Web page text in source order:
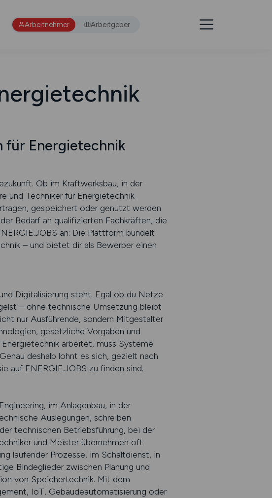
Arbeitnehmer Arbeitgeber
für Energietechnik
Ob im Kraftwerksbau, in der
und Techniker für Energietechnik
gespeichert oder genutzt werden
Bedarf an qualifizierten Fachkräften, die
an: Die Plattform bündelt
– und bietet dir als Bewerber einen
Digitalisierung steht. Egal ob du Netze
– ohne technische Umsetzung bleibt
nur Ausführende, sondern Mitgestalter
gesetzliche Vorgaben und
arbeitet, muss Systeme
deshalb lohnt es sich, gezielt nach
auf ENERGIE.JOBS zu finden sind.
im Anlagenbau, in der
Auslegungen, schreiben
technischen Betriebsführung, bei der
und Meister übernehmen oft
laufender Prozesse, im Schaltdienst, in
Bindeglieder zwischen Planung und
von Speichertechnik. Mit dem
IoT, Gebäudeautomatisierung oder